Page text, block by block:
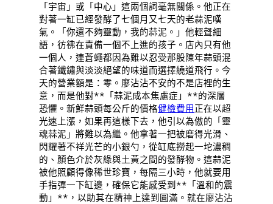
「宇宙」或「中心」這兩個詞毫無關係。他正在
對著一缸已經發酵了七個月又七天的老蒜泥嘆
氣。「你還不夠靈動，我的蒜泥。」他輕聲細
語，彷彿在責備一個不上進的孩子。店內只有他
一個人，連蒼蠅都因為難以忍受那股陳年蒜頭混
合著鐵鏽與淡淡絕望的味道而選擇繞道飛行。今
天的營業額是：零。廖沾沾不安的不是店裡的生
意，而是他對**「蒜泥成本焦慮症」**的深層
恐懼。新鮮蒜頭每公斤的價格健檢費用 正在以超
光速上漲，如果再這樣下去，他引以為傲的「靈
魂蒜泥」將難以為繼。他拿著一把被磨得光滑、
閃耀著不祥光芒的小銀勺，從缸底撈起一坨濃稠
的、顏色介於灰綠與土黃之間的發酵物。這蒜泥
被他照顧得像稀世珍寶，每隔三小時，他就要用
手指彈一下缸邊，確保它能感受到**「溫和的震
動」**，以助其在精神上達到圓滿。就在廖沾沾